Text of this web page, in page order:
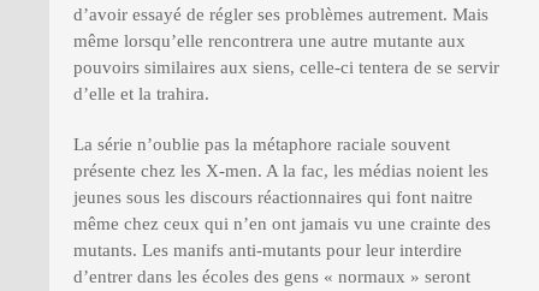
d’avoir essayé de régler ses problèmes autrement. Mais
même lorsqu’elle rencontrera une autre mutante aux
pouvoirs similaires aux siens, celle-ci tentera de se servir
d’elle et la trahira.
La série n’oublie pas la métaphore raciale souvent
présente chez les X-men. A la fac, les médias noient les
jeunes sous les discours réactionnaires qui font naitre
même chez ceux qui n’en ont jamais vu une crainte des
mutants. Les manifs anti-mutants pour leur interdire
d’entrer dans les écoles des gens « normaux » seront